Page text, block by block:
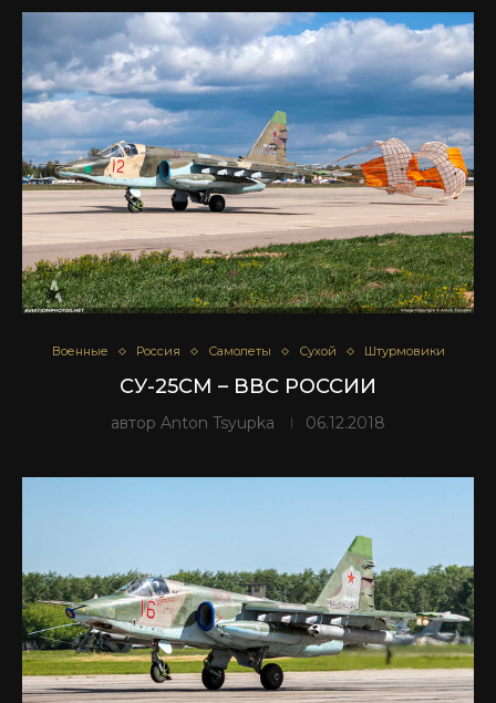
Военные Россия Самолеты Сухой Штурмовики
СУ-25СМ – ВВС РОССИИ
автор Anton Tsyupka 06.12.2018